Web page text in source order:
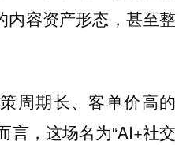
内容资产形态，甚至整
周期长、客单价高的
言，这场名为“AI+社交